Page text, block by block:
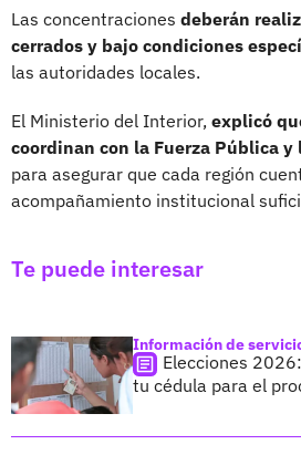
Las concentraciones deberán
cerrados y bajo condiciones
las autoridades locales.
El Ministerio del Interior, explicó
coordinan con la Fuerza Pública y
para asegurar que cada región
acompañamiento institucional
Te puede interesar
Información de
Elecciones
tu cédula para el